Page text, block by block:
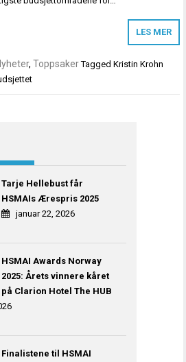
LES MER
,Toppsaker TaggedKristin Krohn
Tarje Hellebust får
HSMAIs Ærespris 2025
januar 22, 2026
HSMAI Awards Norway
2025: Årets vinnere kåret
på Clarion Hotel The HUB
Finalistene til HSMAI